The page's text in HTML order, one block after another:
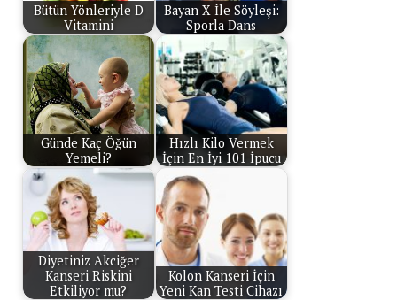
Bütün Yönleriyle D
Vitamini
Bayan X İle Söyleşi:
Sporla Dans
Günde Kaç Öğün
Yemeli?
Hızlı Kilo Vermek
İçin En İyi 101 İpucu
Diyetiniz Akciğer
Kanseri Riskini
Etkiliyor mu?
Kolon Kanseri İçin
Yeni Kan Testi Cihazı